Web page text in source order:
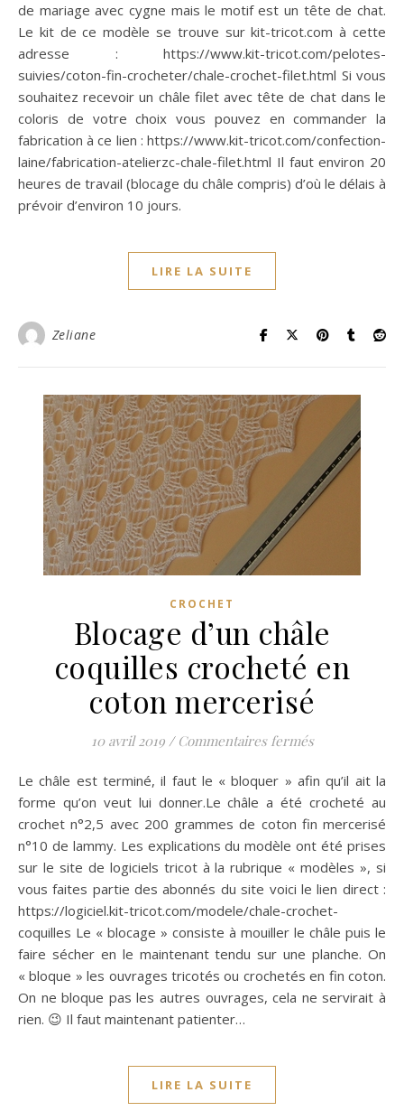
de mariage avec cygne mais le motif est un tête de chat.
Le kit de ce modèle se trouve sur kit-tricot.com à cette
adresse : https://www.kit-tricot.com/pelotes-
suivies/coton-fin-crocheter/chale-crochet-filet.html Si vous
souhaitez recevoir un châle filet avec tête de chat dans le
coloris de votre choix vous pouvez en commander la
fabrication à ce lien : https://www.kit-tricot.com/confection-
laine/fabrication-atelierzc-chale-filet.html Il faut environ 20
heures de travail (blocage du châle compris) d’où le délais à
prévoir d’environ 10 jours.
LIRE LA SUITE
Zeliane
CROCHET
Blocage d’un châle
coquilles crocheté en
coton mercerisé
10 avril 2019 / Commentaires ferméssur Blocage
Le châle est terminé, il faut le « bloquer » afin qu’il ait la
forme qu’on veut lui donner.Le châle a été crocheté au
crochet n°2,5 avec 200 grammes de coton fin mercerisé
n°10 de lammy. Les explications du modèle ont été prises
sur le site de logiciels tricot à la rubrique « modèles », si
vous faites partie des abonnés du site voici le lien direct :
https://logiciel.kit-tricot.com/modele/chale-crochet-
coquilles Le « blocage » consiste à mouiller le châle puis le
faire sécher en le maintenant tendu sur une planche. On
« bloque » les ouvrages tricotés ou crochetés en fin coton.
On ne bloque pas les autres ouvrages, cela ne servirait à
rien. 😉 Il faut maintenant patienter…
LIRE LA SUITE